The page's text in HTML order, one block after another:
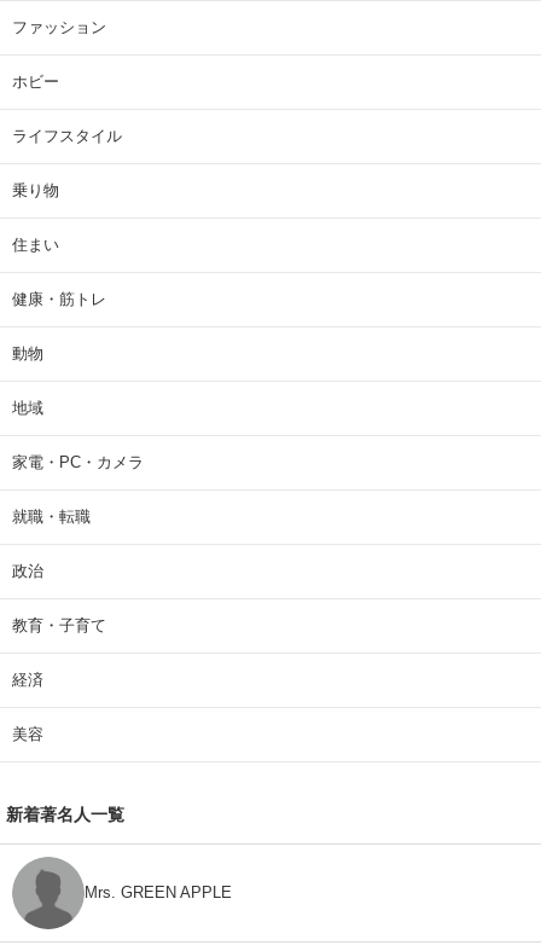
ファッション
ホビー
ライフスタイル
乗り物
住まい
健康・筋トレ
動物
地域
家電・PC・カメラ
就職・転職
政治
教育・子育て
経済
美容
新着著名人一覧
Mrs. GREEN APPLE